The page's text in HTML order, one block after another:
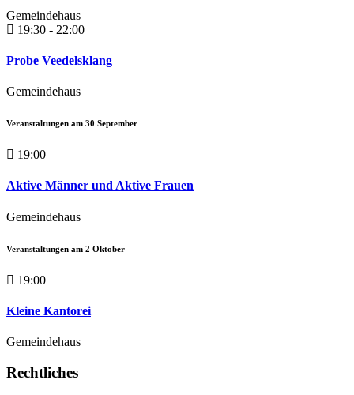
Gemeindehaus
19:30 - 22:00
Probe Veedelsklang
Gemeindehaus
Veranstaltungen am 30 September
19:00
Aktive Männer und Aktive Frauen
Gemeindehaus
Veranstaltungen am 2 Oktober
19:00
Kleine Kantorei
Gemeindehaus
Rechtliches